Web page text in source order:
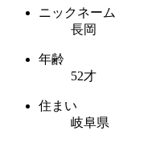
ニックネーム
長岡
年齢
52才
住まい
岐阜県